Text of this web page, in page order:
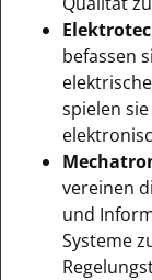
befassen
spielen
vereinen
und
Systeme